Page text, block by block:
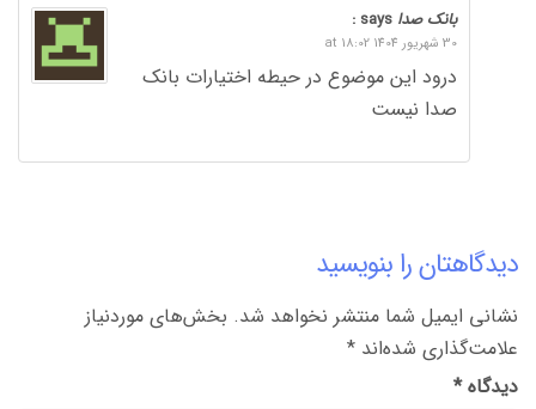
بانک صدا
30 شهریور 1404 at 18:02
درود این موضوع در حیطه اختیارات بانک
صدا نیست
دیدگاهتان را بنویسید
نشانی ایمیل شما منتشر نخواهد شد. بخش‌های موردنیاز
علامت‌گذاری شده‌اند *
دیدگاه*